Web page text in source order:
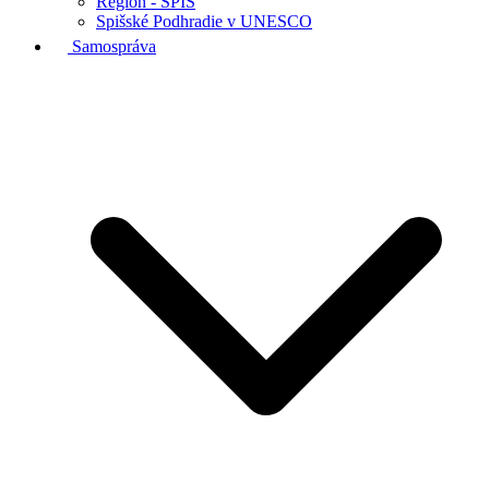
Spišské Podhradie v UNESCO
Samospráva